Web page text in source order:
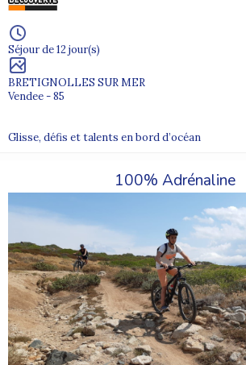
Séjour de 12 jour(s)
BRETIGNOLLES SUR MER
Vendee - 85
Glisse, défis et talents en bord d’océan
100% Adrénaline